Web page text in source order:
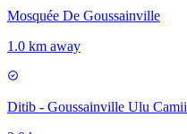
Mosquée De Goussainville
1.0 km away
Ditib - Goussainville Ulu Camii